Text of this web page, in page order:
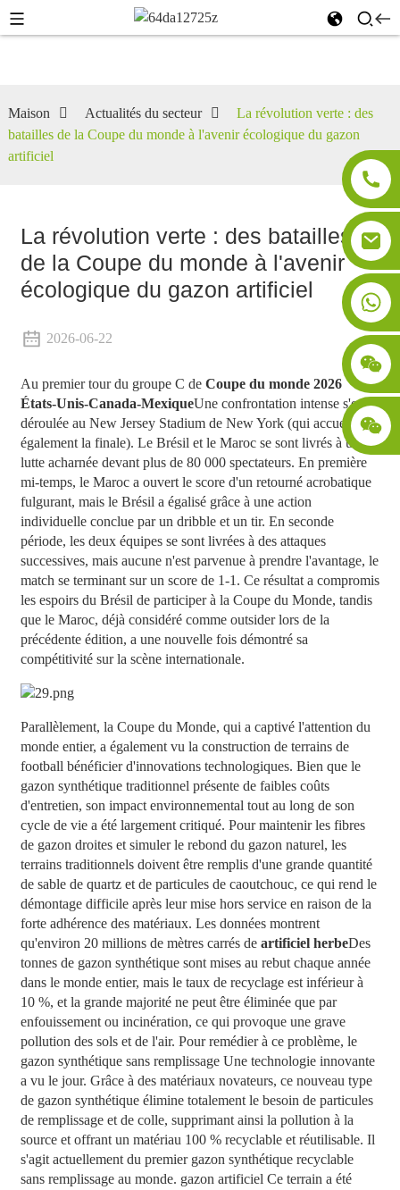
Maison Actualités du secteur
La révolution verte : des
batailles de la Coupe du monde à l'avenir écologique du gazon
artificiel
La révolution verte : des batailles
de la Coupe du monde à l'avenir
écologique du gazon artificiel
2026-06-22
Au premier tour du groupe C de Coupe du monde 2026
États-Unis-Canada-MexiqueUne confrontation intense s'est
déroulée au New Jersey Stadium de New York (qui accueillera
également la finale). Le Brésil et le Maroc se sont livrés à une
lutte acharnée devant plus de 80 000 spectateurs. En première
mi-temps, le Maroc a ouvert le score d'un retourné acrobatique
fulgurant, mais le Brésil a égalisé grâce à une action
individuelle conclue par un dribble et un tir. En seconde
période, les deux équipes se sont livrées à des attaques
successives, mais aucune n'est parvenue à prendre l'avantage, le
match se terminant sur un score de 1-1. Ce résultat a compromis
les espoirs du Brésil de participer à la Coupe du Monde, tandis
que le Maroc, déjà considéré comme outsider lors de la
précédente édition, a une nouvelle fois démontré sa
compétitivité sur la scène internationale.
Parallèlement, la Coupe du Monde, qui a captivé l'attention du
monde entier, a également vu la construction de terrains de
football bénéficier d'innovations technologiques. Bien que le
gazon synthétique traditionnel présente de faibles coûts
d'entretien, son impact environnemental tout au long de son
cycle de vie a été largement critiqué. Pour maintenir les fibres
de gazon droites et simuler le rebond du gazon naturel, les
terrains traditionnels doivent être remplis d'une grande quantité
de sable de quartz et de particules de caoutchouc, ce qui rend le
démontage difficile après leur mise hors service en raison de la
forte adhérence des matériaux. Les données montrent
qu'environ 20 millions de mètres carrés de artificiel herbeDes
tonnes de gazon synthétique sont mises au rebut chaque année
dans le monde entier, mais le taux de recyclage est inférieur à
10 %, et la grande majorité ne peut être éliminée que par
enfouissement ou incinération, ce qui provoque une grave
pollution des sols et de l'air. Pour remédier à ce problème, le
gazon synthétique sans remplissage Une technologie innovante
a vu le jour. Grâce à des matériaux novateurs, ce nouveau type
de gazon synthétique élimine totalement le besoin de particules
de remplissage et de colle, supprimant ainsi la pollution à la
source et offrant un matériau 100 % recyclable et réutilisable. Il
s'agit actuellement du premier gazon synthétique recyclable
sans remplissage au monde. gazon artificiel Ce terrain a été